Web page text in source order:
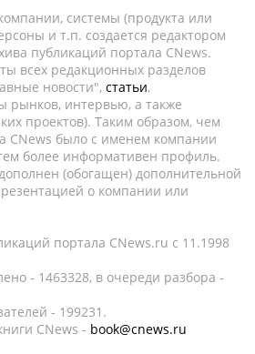
системы (продукта или
и т.п. создается редактором
публикаций портала CNews.
всех редакционных разделов
новости", статьи,
рынков, интервью, а также
проектов). Таким образом, чем
CNews было с именем компании
более информативен профиль.
(обогащен) дополнительной
о компании или
портала CNews.ru c 11.1998
- 1463328, в очереди разбора -
- 199231.
CNews - book@cnews.ru